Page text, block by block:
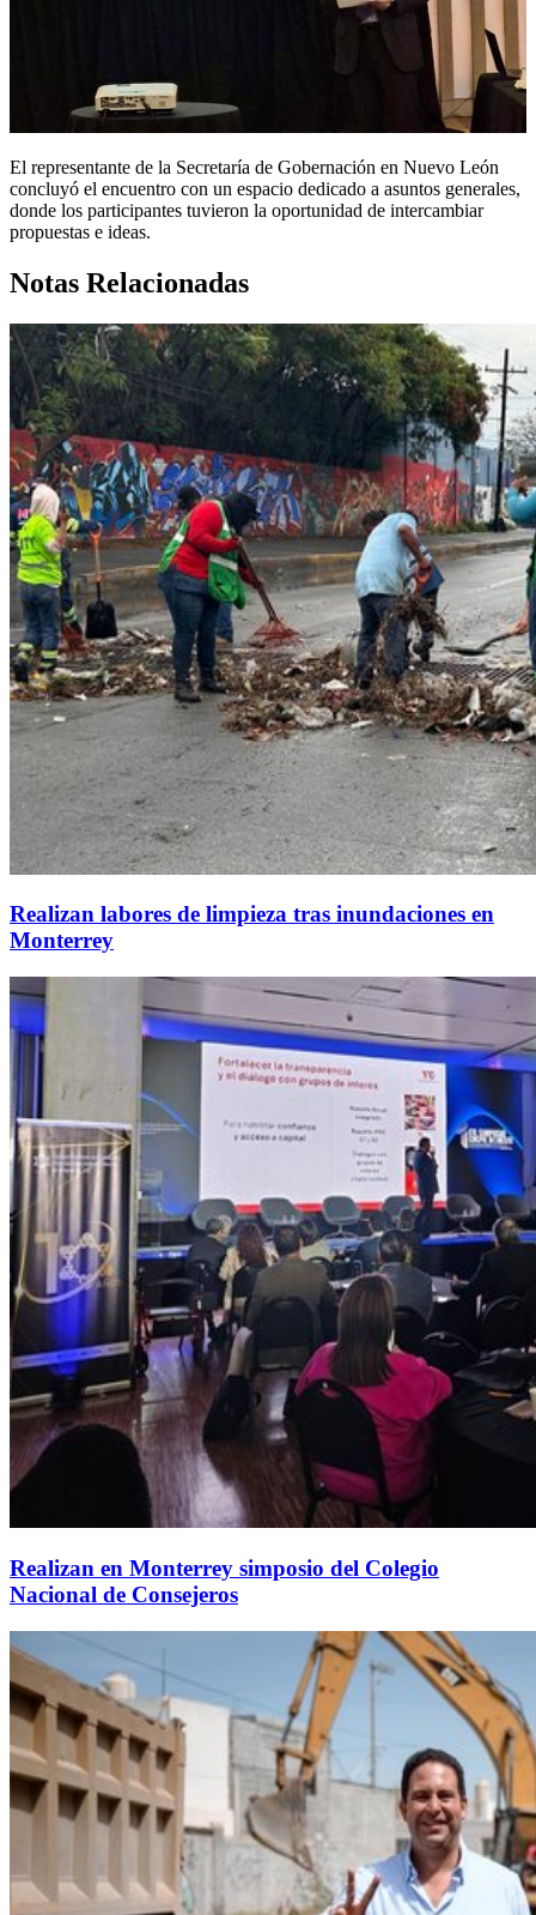
El representante de la Secretaría de Gobernación en Nuevo León
concluyó el encuentro con un espacio dedicado a asuntos generales,
donde los participantes tuvieron la oportunidad de intercambiar
propuestas e ideas.
Notas Relacionadas
Realizan labores de limpieza tras inundaciones en
Monterrey
Realizan en Monterrey simposio del Colegio
Nacional de Consejeros